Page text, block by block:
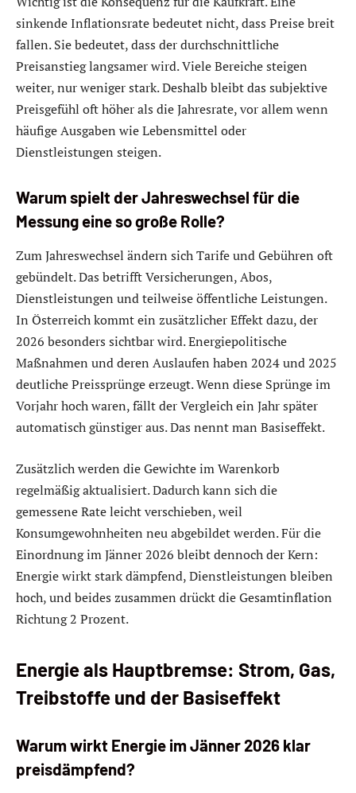
sinkende Inflationsrate bedeutet nicht, dass Preise breit
fallen. Sie bedeutet, dass der durchschnittliche
Preisanstieg langsamer wird. Viele Bereiche steigen
weiter, nur weniger stark. Deshalb bleibt das subjektive
Preisgefühl oft höher als die Jahresrate, vor allem wenn
häufige Ausgaben wie Lebensmittel oder
Dienstleistungen steigen.
Warum spielt der Jahreswechsel für die
Messung eine so große Rolle?
Zum Jahreswechsel ändern sich Tarife und Gebühren oft
gebündelt. Das betrifft Versicherungen, Abos,
Dienstleistungen und teilweise öffentliche Leistungen.
In Österreich kommt ein zusätzlicher Effekt dazu, der
2026 besonders sichtbar wird. Energiepolitische
Maßnahmen und deren Auslaufen haben 2024 und 2025
deutliche Preissprünge erzeugt. Wenn diese Sprünge im
Vorjahr hoch waren, fällt der Vergleich ein Jahr später
automatisch günstiger aus. Das nennt man Basiseffekt.
Zusätzlich werden die Gewichte im Warenkorb
regelmäßig aktualisiert. Dadurch kann sich die
gemessene Rate leicht verschieben, weil
Konsumgewohnheiten neu abgebildet werden. Für die
Einordnung im Jänner 2026 bleibt dennoch der Kern:
Energie wirkt stark dämpfend, Dienstleistungen bleiben
hoch, und beides zusammen drückt die Gesamtinflation
Richtung 2 Prozent.
Energie als Hauptbremse: Strom, Gas,
Treibstoffe und der Basiseffekt
Warum wirkt Energie im Jänner 2026 klar
preisdämpfend?